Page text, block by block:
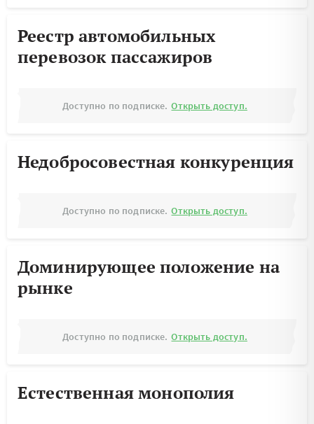
Реестр автомобильных
перевозок пассажиров
Доступно по подписке. Открыть доступ.
Недобросовестная конкуренция
Доступно по подписке. Открыть доступ.
Доминирующее положение на
рынке
Доступно по подписке. Открыть доступ.
Естественная монополия